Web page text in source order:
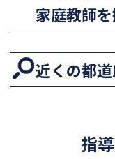
家庭教師
近くの都
指